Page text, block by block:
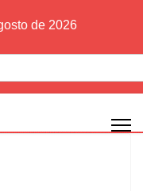
de 2026